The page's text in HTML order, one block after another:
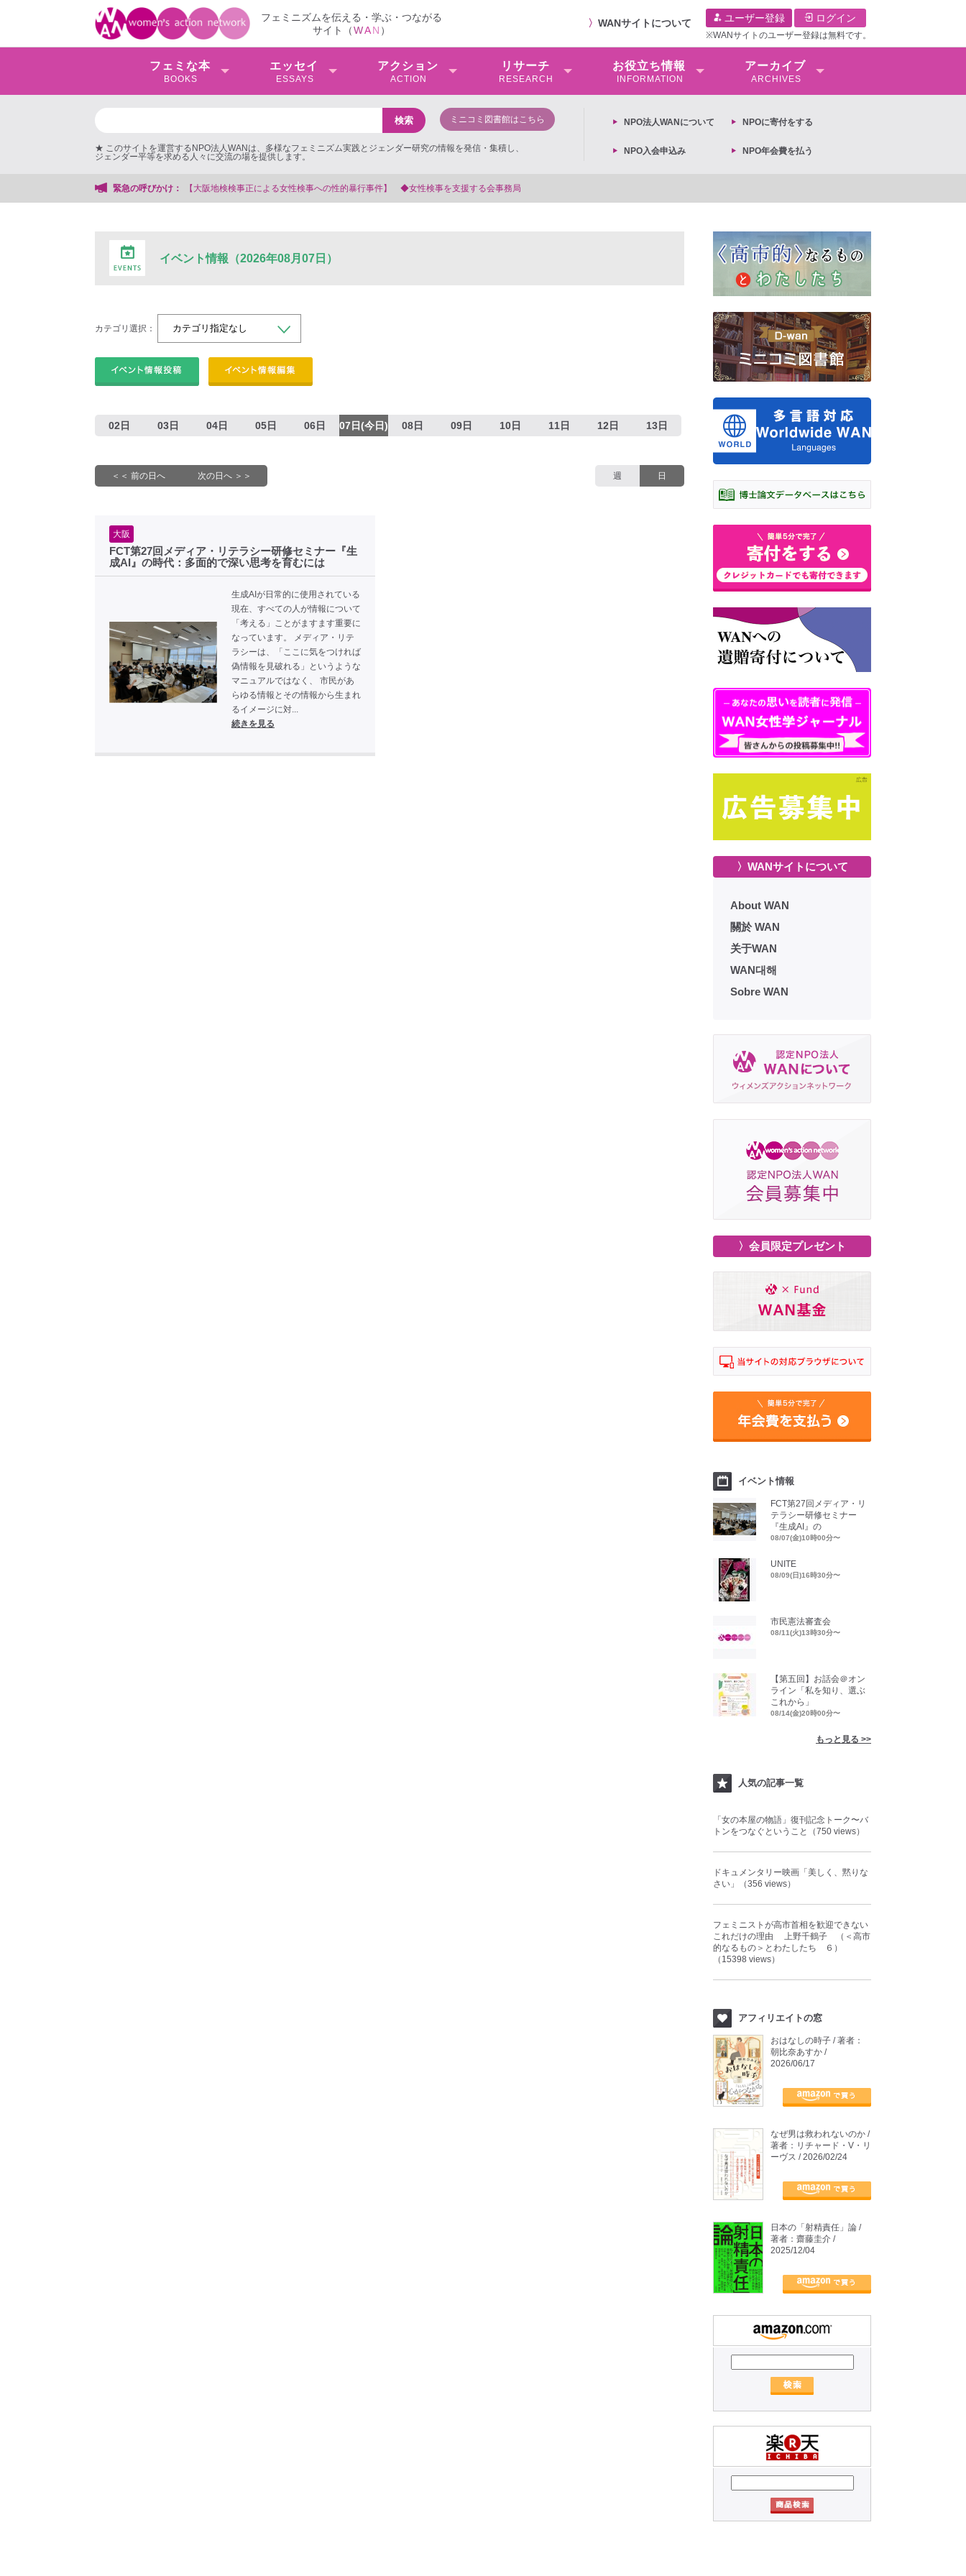
フェミニズムを伝える・学ぶ・つながる
サイト（WAN ）
〉 WANサイトについて ユーザー登録 ログイン
※WANサイトのユーザー登録は無料です。
フェミな本
BOOKS
エッセイ
ESSAYS
アクション
ACTION
リサーチ
RESEARCH
お役⽴ち情報
INFORMATION
アーカイブ
ARCHIVES
ミニコミ図書館はこちら
★ このサイトを運営するNPO法人WANは、多様なフェミニズム実践とジェンダー研究の情報を発信・集積し、
ジェンダー平等を求める人々に交流の場を提供します。
NPO法⼈WANについて NPOに寄付をする
NPO入会申込み NPO年会費を払う
緊急の呼びかけ：
【大阪地検検事正による女性検事への性的暴行事件】 ◆女性検事を支援する会事務局
イベント情報（2026年08月07日）
カテゴリ選択：
02日 03日 04日 05日 06日 07日(今日) 08日 09日 10日 11日 12日 13日
＜＜ 前の日へ 次の日へ ＞＞ 週 日
大阪
FCT第27回メディア・リテラシー研修セミナー『生
成AI』の時代：多面的で深い思考を育むには
生成AIが日常的に使用されている
現在、すべての人が情報について
「考える」ことがますます重要に
なっています。 メディア・リテ
ラシーは、「ここに気をつければ
偽情報を見破れる」というような
マニュアルではなく、 市民があ
らゆる情報とその情報から生まれ
るイメージに対...
続きを見る
〉WANサイトについて
About WAN
關於 WAN
关于WAN
WAN대해
Sobre WAN
〉会員限定プレゼント
イベント情報
FCT第27回メディア・リ
テラシー研修セミナー
『生成AI』の
08/07(金)10時00分〜
UNITE
08/09(日)16時30分〜
市民憲法審査会
08/11(火)13時30分〜
【第五回】お話会＠オン
ライン「私を知り、選ぶ
これから」
08/14(金)20時00分〜
もっと見る >>
人気の記事一覧
「女の本屋の物語」復刊記念トーク〜バ
トンをつなぐということ（750 views）
ドキュメンタリー映画「美しく、黙りな
さい」（356 views）
フェミニストが高市首相を歓迎できない
これだけの理由 上野千鶴子 （＜高市
的なるもの＞とわたしたち ６）
（15398 views）
アフィリエイトの窓
おはなしの時子 / 著者：
朝比奈あすか /
2026/06/17
なぜ男は救われないのか /
著者：リチャード・V・リ
ーヴス / 2026/02/24
日本の「射精責任」論 /
著者：齋藤圭介 /
2025/12/04